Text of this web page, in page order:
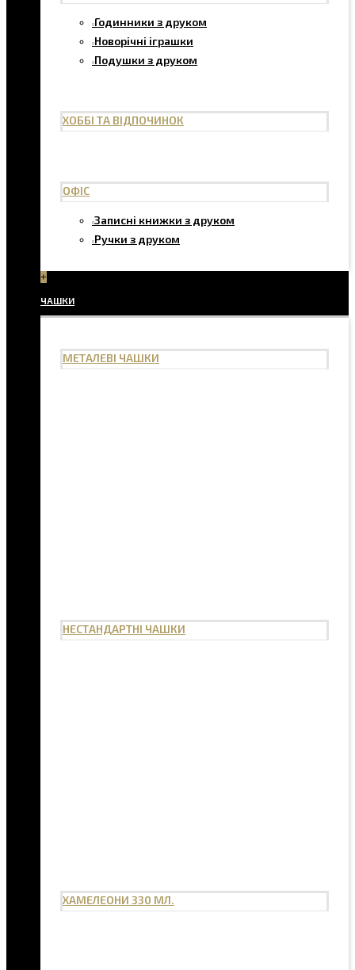
Годинники з друком
Новорічні іграшки
Подушки з друком
ХОББІ ТА ВІДПОЧИНОК
ОФІС
Записні книжки з друком
Ручки з друком
+
ЧАШКИ
МЕТАЛЕВІ ЧАШКИ
НЕСТАНДАРТНІ ЧАШКИ
ХАМЕЛЕОНИ 330 МЛ.